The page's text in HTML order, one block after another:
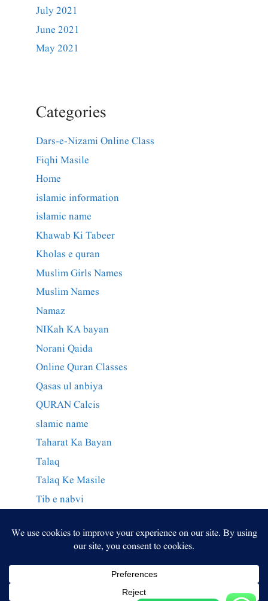
July 2021
June 2021
May 2021
Categories
Dars-e-Nizami Online Class
Fiqhi Masile
Home
islamic information
islamic name
Khawab Ki Tabeer
Kholas e quran
Muslim Girls Names
Muslim Names
Namaz
NIKah KA bayan
Norani Qaida
Online Quran Classes
Qasas ul anbiya
QURAN Calcis
slamic name
Taharat Ka Bayan
Talaq
Talaq Ke Masile
Tib e nabvi
وراثت کے احکام